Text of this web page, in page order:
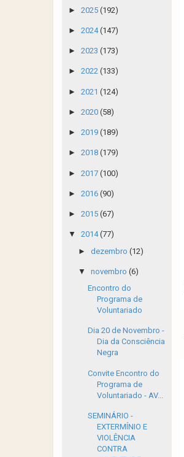
► 2025 (192)
► 2024(147)
► 2023 (173)
► 2022 (133)
► 2021 (124)
► 2020 (58)
► 2019 (189)
► 2018 (179)
► 2017 (100)
► 2016 (90)
► 2015 (67)
▼ 2014(77)
► dezembro (12)
▼ novembro (6)
Encontro do
Programa de
Voluntariado
Dia 20 de Novembro -
Dia da Consciência
Negra
Convite Encontro do
Programa de
Voluntariado - AV...
SEMINÁRIO -
EXTERMÍNIO E
VIOLÊNCIA
CONTRA